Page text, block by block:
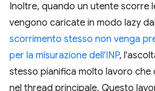
Inoltre, quando un utente scorre
vengono caricate in modo lazy
scorrimento stesso non venga
per la misurazione dell'INP,
stesso pianifica molto lavoro che
nel thread principale. Questo